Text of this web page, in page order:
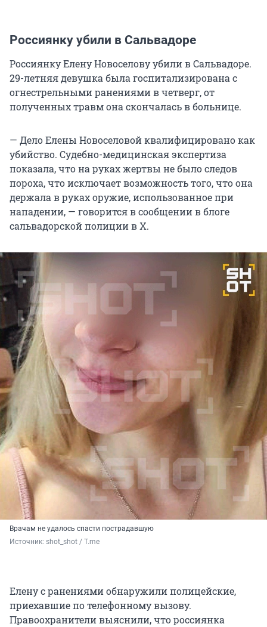
Россиянку убили в Сальвадоре
Россиянку Елену Новоселову убили в Сальвадоре.
29-летняя девушка была госпитализирована с
огнестрельными ранениями в четверг, от
полученных травм она скончалась в больнице.
— Дело Елены Новоселовой квалифицировано как
убийство. Судебно-медицинская экспертиза
показала, что на руках жертвы не было следов
пороха, что исключает возможность того, что она
держала в руках оружие, использованное при
нападении, — говорится в сообщении в блоге
сальвадорской полиции в Х.
Врачам не удалось спасти пострадавшую
Источник: shot_shot / T.me
Елену с ранениями обнаружили полицейские,
приехавшие по телефонному вызову.
Правоохранители выяснили, что россиянка